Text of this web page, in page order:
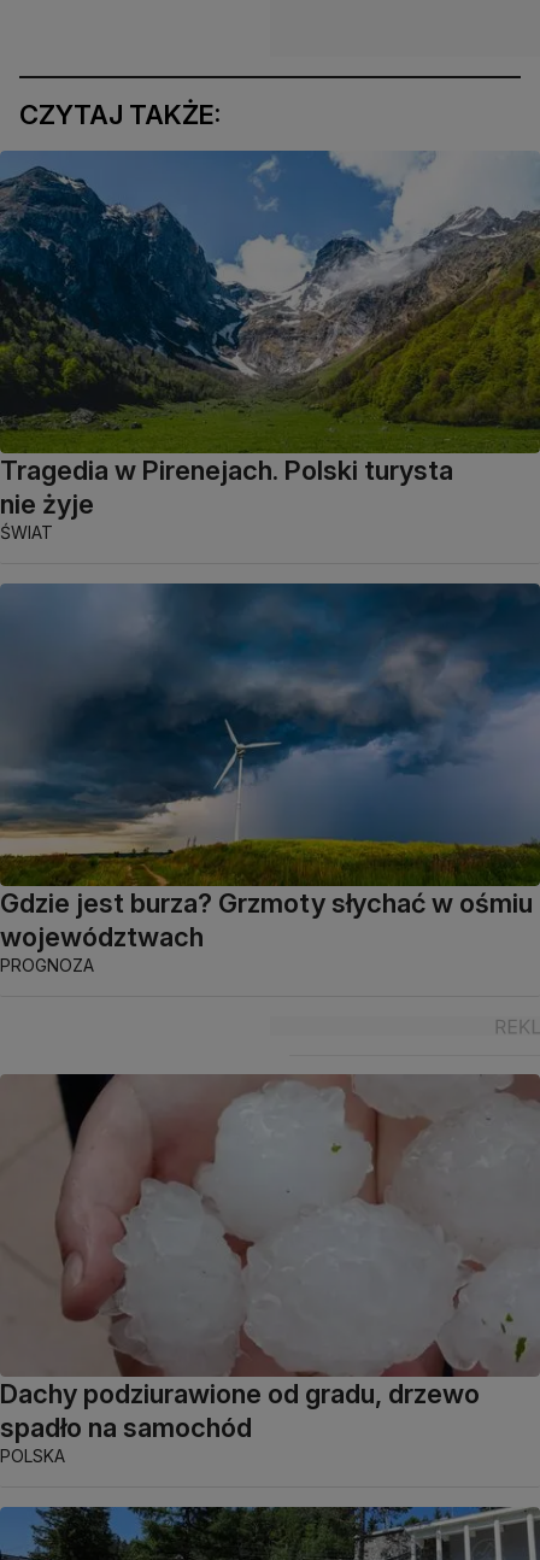
CZYTAJ TAKŻE:
Tragedia w Pirenejach. Polski turysta
nie żyje
ŚWIAT
Gdzie jest burza? Grzmoty słychać w ośmiu
województwach
PROGNOZA
Dachy podziurawione od gradu, drzewo
spadło na samochód
POLSKA